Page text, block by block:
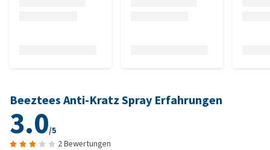
Beeztees Anti-Kratz Spray Erfahrungen
3.0/5
2 Bewertungen